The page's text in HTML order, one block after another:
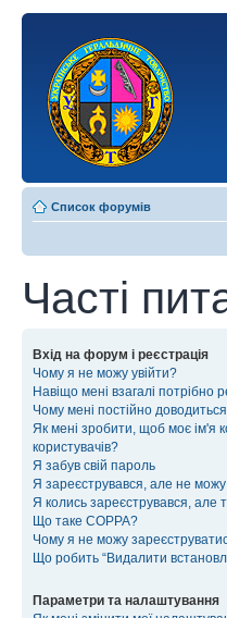
Список форумів
Часті
Вхід на форум і реєстрація
Чому я не можу увійти?
Навіщо мені взагалі потрібно
Чому мені постійно
Як мені зробити, щоб моє ім'я
користувачів?
Я забув свій пароль
Я зареєструвався, але не
Я колись зареєструвався, але
Що таке COPPA?
Чому я не можу
Що робить “Видалити
Параметри та налаштування